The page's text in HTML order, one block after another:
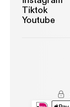
Tiktok
Youtube